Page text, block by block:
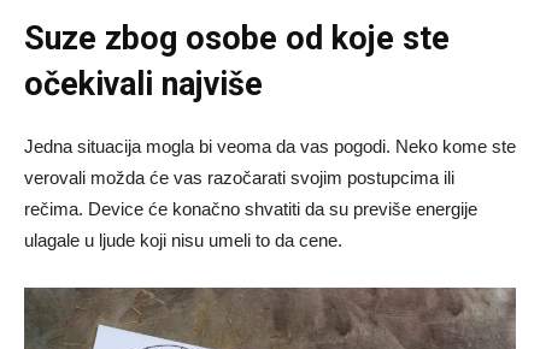
Suze zbog osobe od koje ste
očekivali najviše
Jedna situacija mogla bi veoma da vas pogodi. Neko kome ste
verovali možda će vas razočarati svojim postupcima ili
rečima. Device će konačno shvatiti da su previše energije
ulagale u ljude koji nisu umeli to da cene.